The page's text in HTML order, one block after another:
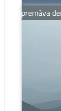
premáva denne